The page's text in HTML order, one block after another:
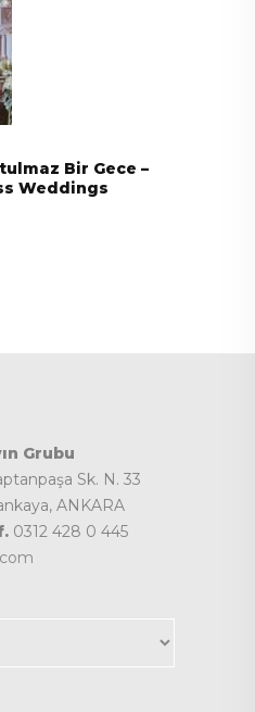
Bir Gece –
Weddings
Grubu
Sk. N. 33
ANKARA
0312 428 0 445